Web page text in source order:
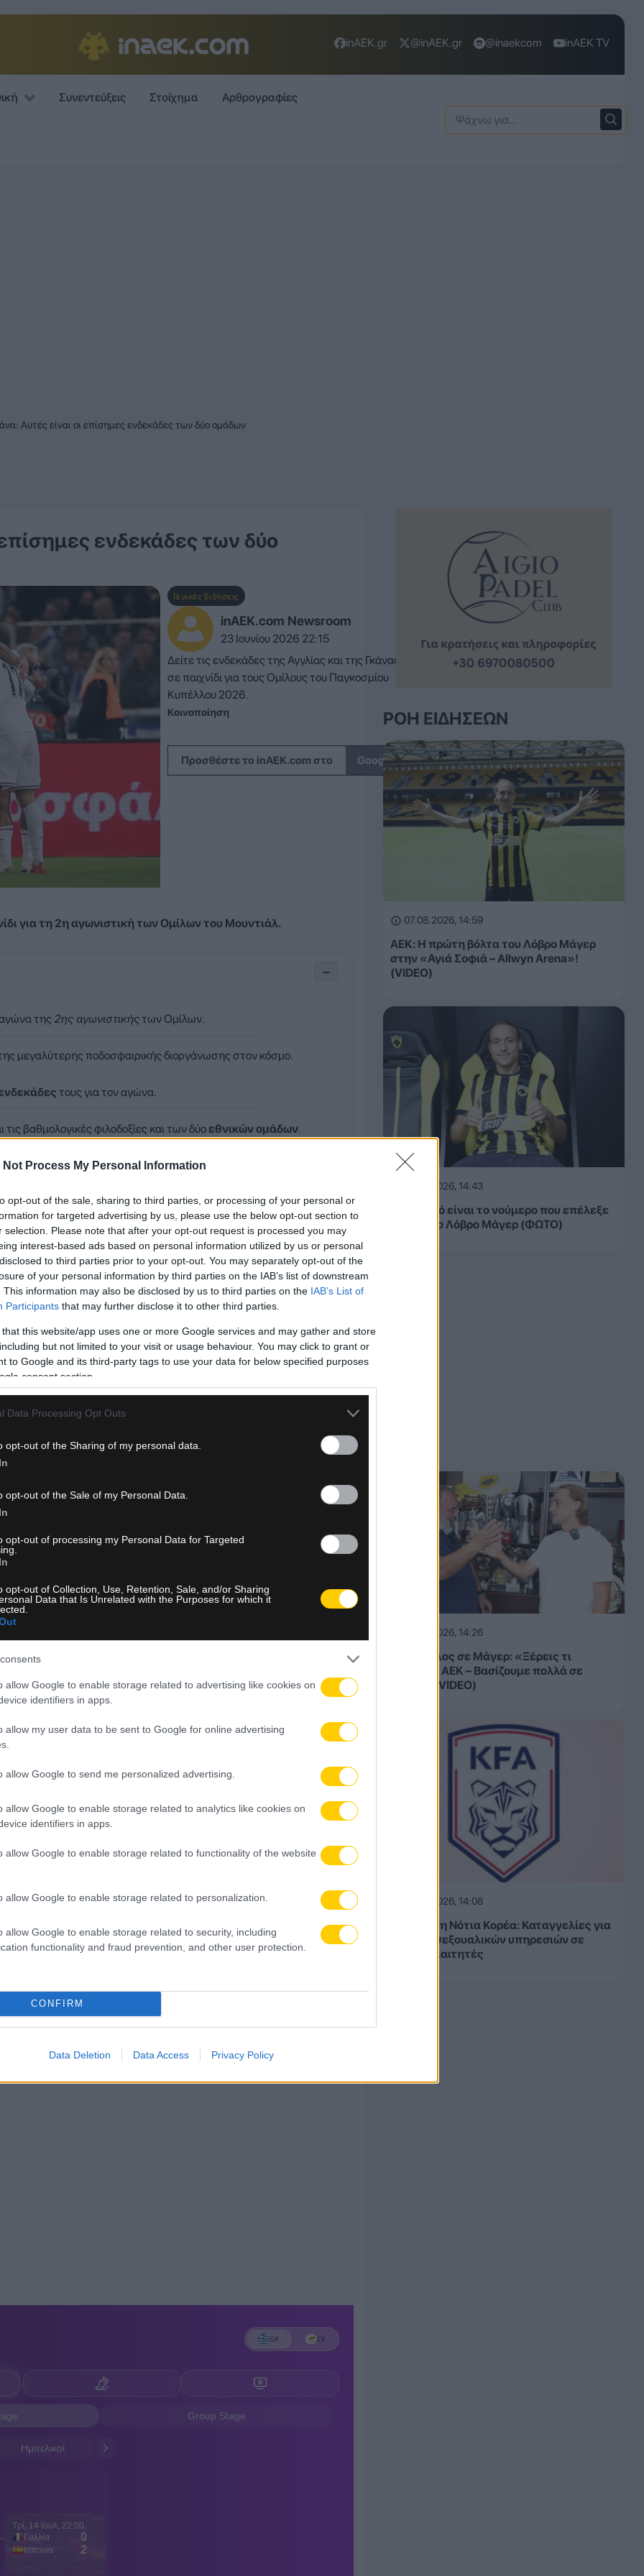
Not Process My Personal Information
opt-out of the sale, sharing to third parties, or processing of your personal or
for targeted advertising by us, please use the below opt-out section to
selection. Please note that after your opt-out request is processed you may
interest-based ads based on personal information utilized by us or personal
to third parties prior to your opt-out. You may separately opt-out of the
of your personal information by third parties on the IAB’s list of downstream
This information may also be disclosed by us to third parties on the IAB’s List of
Participants that may further disclose it to other third parties.
that this website/app uses one or more Google services and may gather and store
but not limited to your visit or usage behaviour. You may click to grant or
to Google and its third-party tags to use your data for below specified purposes
consent section.
Data Processing Opt Outs
opt-out of the Sharing of my personal data.
opt-out of the Sale of my Personal Data.
opt-out of processing my Personal Data for Targeted
opt-out of Collection, Use, Retention, Sale, and/or Sharing
Data that Is Unrelated with the Purposes for which it
allow Google to enable storage related to advertising like cookies on
identifiers in apps.
allow my user data to be sent to Google for online advertising
allow Google to send me personalized advertising.
allow Google to enable storage related to analytics like cookies on
identifiers in apps.
allow Google to enable storage related to functionality of the website
allow Google to enable storage related to personalization.
allow Google to enable storage related to security, including
functionality and fraud prevention, and other user protection.
CONFIRM
Data Deletion Data Access Privacy Policy
inAEK.gr @inAEK.gr @inaekcom inAEK TV
Συνεντεύξεις Στοίχημα Αρθρογραφίες
Αυτές είναι οι επίσημες ενδεκάδες των δύο ομάδων
ενδεκάδες των δύο
Γενικές Ειδήσεις
inAEK.com Newsroom
23 Ιουνίου 2026 22:15
Δείτε τις ενδεκάδες της Αγγλίας και της Γκάνας,
σε παιχνίδι για τους Ομίλους του Παγκοσμίου
Κυπέλλου 2026.
Κοινοποίηση
Προσθέστε το inAEK.com στο Google↗
για τη 2η αγωνιστική των Ομίλων του Μουντιάλ.
−
της 2ης αγωνιστικήςτων Ομίλων.
μεγαλύτερης ποδοσφαιρικής διοργάνωσης στον κόσμο.
τους για τον αγώνα.
βαθμολογικές φιλοδοξίες και των δύοεθνικών ομάδων.
με μεγάλο ενδιαφέρον από τους φιλάθλους.
υπηρεσιών σε ξένους διαιτητές
μέσω του «Ελ. Βενιζέλος»
από τη Νιούκαστλ
«Ο δρόμος προς το μέλλον είναι υπό την ηγεσία σας»
και τα κανάλια
ΡΟΉ ΕΙΔΉΣΕΩΝ
07.08.2026, 14:59
ΑΕΚ: Η πρώτη βόλτα του Λόβρο Μάγερ
στην «Αγιά Σοφιά – Allwyn Arena»!
(VIDEO)
07.08.2026, 14:43
ΑΕΚ: Αυτό είναι το νούμερο που επέλεξε
να φορά ο Λόβρο Μάγερ (ΦΩΤΟ)
07.08.2026, 14:26
Ηλιόπουλος σε Μάγερ: «Ξέρεις τι
σημαίνει ΑΕΚ – Βασίζουμε πολλά σε
εσένα» (VIDEO)
07.08.2026, 14:08
Σάλος στη Νότια Κορέα: Καταγγελίες για
παροχή σεξουαλικών υπηρεσιών σε
ξένους διαιτητές